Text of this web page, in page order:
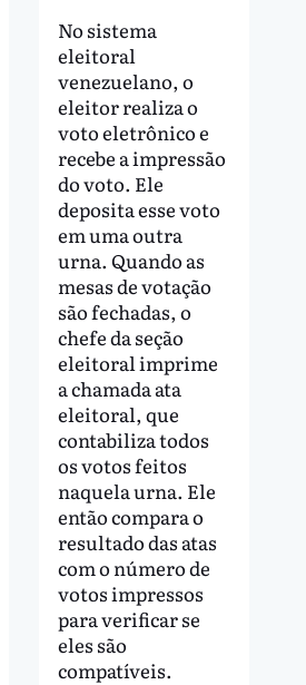
No sistema
eleitoral
venezuelano, o
eleitor realiza o
voto eletrônico e
recebe a impressão
do voto. Ele
deposita esse voto
em uma outra
urna. Quando as
mesas de votação
são fechadas, o
chefe da seção
eleitoral imprime
a chamada ata
eleitoral, que
contabiliza todos
os votos feitos
naquela urna. Ele
então compara o
resultado das atas
com o número de
votos impressos
para verificar se
eles são
compatíveis.